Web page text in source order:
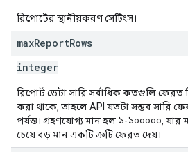
রিপোর্টের স্থানীয়করণ সেটিংস।
maxReportRows
integer
রিপোর্ট ডেটা সারি সর্বাধিক কতগুলি ফেরত
করা থাকে, তাহলে API যতটা সম্ভব সারি
পর্যন্ত। গ্রহণযোগ্য মান হল ১-১০০০০০, যার
চেয়ে বড় মান একটি ত্রুটি ফেরত দেয়।